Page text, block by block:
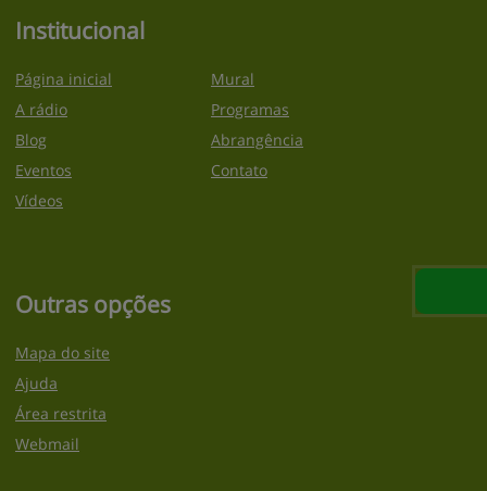
Institucional
Página inicial
A rádio
Blog
Eventos
Vídeos
Mural
Programas
Abrangência
Contato
Outras opções
Mapa do site
Ajuda
Área restrita
Webmail